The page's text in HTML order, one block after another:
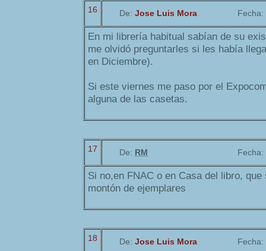
16 De: Jose Luis Mora Fecha:
En mi librería habitual sabían de su
me olvidó preguntarles si les había
en Diciembre).
Si este viernes me paso por el
alguna de las casetas.
17 De: RM Fecha:
Si no,en FNAC o en Casa del libro, que
montón de ejemplares
18 De: Jose Luis Mora Fecha: